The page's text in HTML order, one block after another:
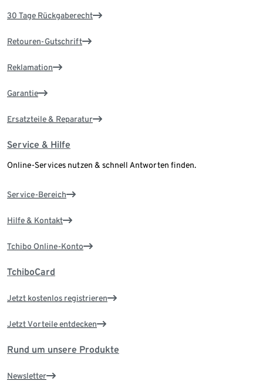
30 Tage Rückgaberecht
Retouren-Gutschrift
Reklamation
Garantie
Ersatzteile & Reparatur
Service & Hilfe
Online-Services nutzen & schnell Antworten finden.
Service-Bereich
Hilfe & Kontakt
Tchibo Online-Konto
TchiboCard
Jetzt kostenlos registrieren
Jetzt Vorteile entdecken
Rund um unsere Produkte
Newsletter